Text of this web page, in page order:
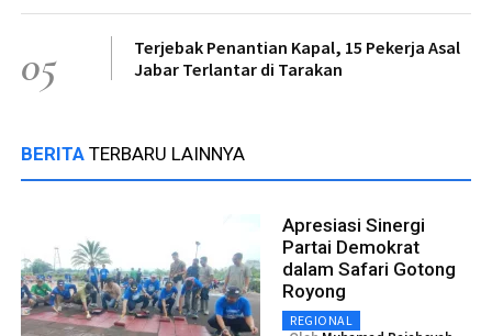
05
Terjebak Penantian Kapal, 15 Pekerja Asal
Jabar Terlantar di Tarakan
BERITA TERBARU LAINNYA
Apresiasi Sinergi
Partai Demokrat
dalam Safari Gotong
Royong
REGIONAL